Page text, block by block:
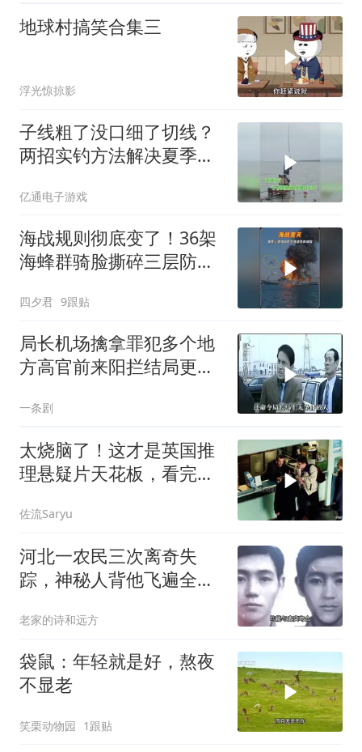
地球村搞笑合集三
浮光惊掠影
子线粗了没口细了切线？
两招实钓方法解决夏季难
亿通电子游戏
海战规则彻底变了！36架
海蜂群骑脸撕碎三层防空
四夕君 9跟贴
局长机场擒拿罪犯多个地
方高官前来阳拦结局更引
一条剧
太烧脑了！这才是英国推
理悬疑片天花板，看完才
佐流Saryu
河北一农民三次离奇失
踪，神秘人背他飞遍全中
老家的诗和远方
袋鼠：年轻就是好，熬夜
不显老
笑栗动物园 1跟贴